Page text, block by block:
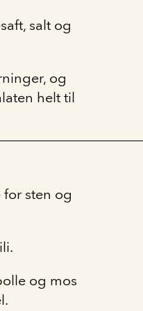
salt og
og
helt til
for sten og
og mos